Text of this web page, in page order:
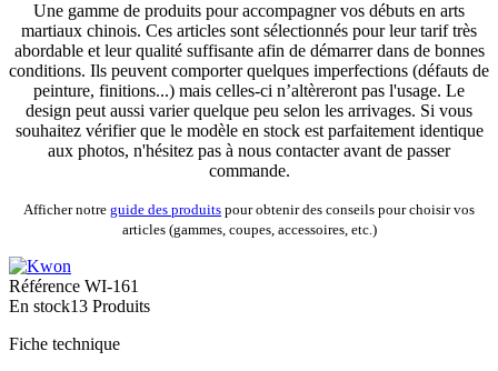
Une gamme de produits pour accompagner vos débuts en arts
martiaux chinois. Ces articles sont sélectionnés pour leur tarif très
abordable et leur qualité suffisante afin de démarrer dans de bonnes
conditions. Ils peuvent comporter quelques imperfections (défauts de
peinture, finitions...) mais celles-ci n’altèreront pas l'usage. Le
design peut aussi varier quelque peu selon les arrivages. Si vous
souhaitez vérifier que le modèle en stock est parfaitement identique
aux photos, n'hésitez pas à nous contacter avant de passer
commande.
Afficher notre guide des produits pour obtenir des conseils pour choisir vos
articles (gammes, coupes, accessoires, etc.)
Référence WI-161
En stock13 Produits
Fiche technique